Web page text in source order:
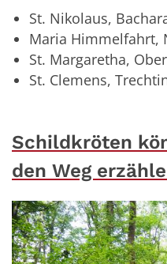
St. Nikolaus,
Maria Himmelfahrt,
St. Margaretha,
St. Clemens,
Schildkröten
den Weg